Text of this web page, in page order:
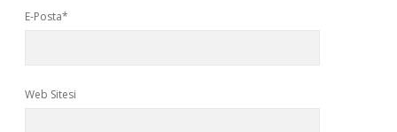
E-Posta*
Web Sitesi